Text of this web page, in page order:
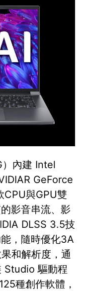
內建 Intel
GeForce
CPU與GPU雙
影音串流、影
DLSS 3.5技
，隨時優化3A
和解析度，通
Studio 驅動程
種創作軟體，